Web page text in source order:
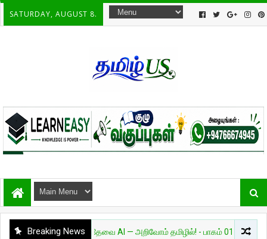
SATURDAY, AUGUST 8.
Breaking News
அறிவியல் தேவை AI — அறிவோம் தமிழில்! - பாகம் 01 சுவாரசியம்